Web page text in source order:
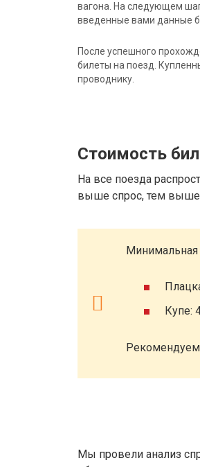
вагона. На следующем
введенные вами данные
После успешного
билеты на поезд.
проводнику.
Стоимость
На все поезда
выше спрос, тем выше
Минимальная
Купе:
Рекомендуем
Мы провели анализ